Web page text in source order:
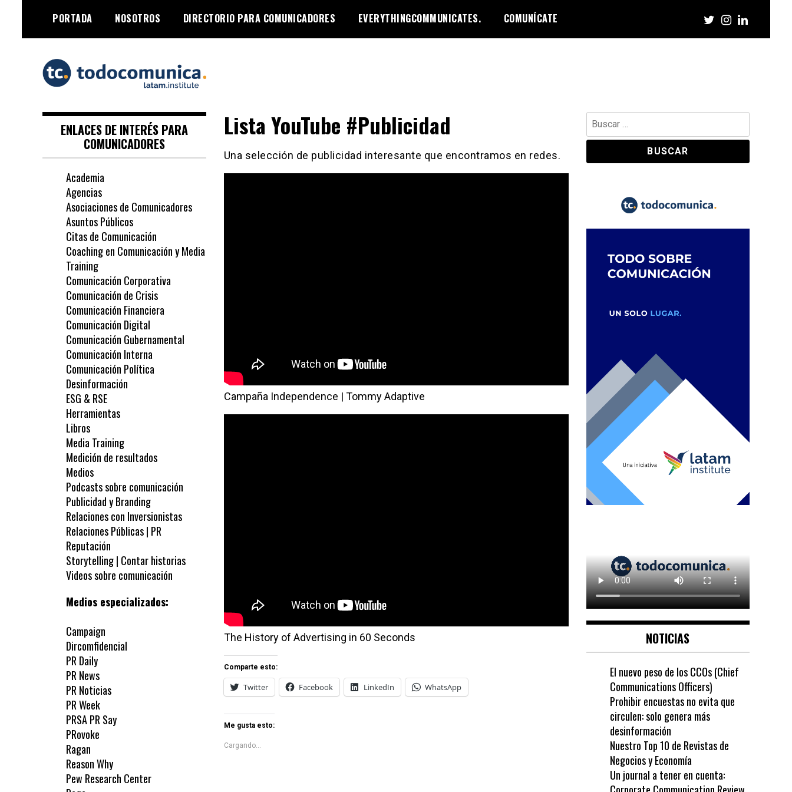
content
PORTADA NOSOTROS DIRECTORIO PARA COMUNICADORES EVERYTHINGCOMMUNICATES. COMUNÍCATE
TodoComunica x
LATAM Institute
Lista YouTube #Publicidad
Una selección de publicidad interesante que encontramos en redes.
Campaña Independence | Tommy Adaptive
The History of Advertising in 60 Seconds
Comparte esto:
Twitter Facebook LinkedIn WhatsApp
Me gusta esto:
Cargando...
ENLACES DE INTERÉS PARA
COMUNICADORES
Academia
Agencias
Asociaciones de Comunicadores
Asuntos Públicos
Citas de Comunicación
Coaching en Comunicación y Media
Training
Comunicación Corporativa
Comunicación de Crisis
Comunicación Financiera
Comunicación Digital
Comunicación Gubernamental
Comunicación Interna
Comunicación Política
Desinformación
ESG & RSE
Herramientas
Libros
Media Training
Medición de resultados
Medios
Podcasts sobre comunicación
Publicidad y Branding
Relaciones con Inversionistas
Relaciones Públicas | PR
Reputación
Storytelling | Contar historias
Videos sobre comunicación
Medios especializados:
Campaign
Dircomfidencial
PR Daily
PR News
PR Noticias
PR Week
PRSA PR Say
PRovoke
Ragan
Reason Why
Pew Research Center
Buscar:
NOTICIAS
El nuevo peso de los CCOs (Chief
Communications Officers)
Prohibir encuestas no evita que
circulen: solo genera más
desinformación
Nuestro Top 10 de Revistas de
Negocios y Economía
Un journal a tener en cuenta: